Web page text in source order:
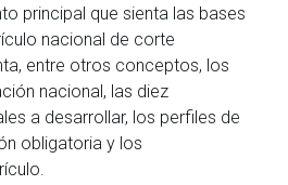
principal que sienta las bases
nacional de corte
entre otros conceptos, los
nacional, las diez
a desarrollar, los perfiles de
obligatoria y los